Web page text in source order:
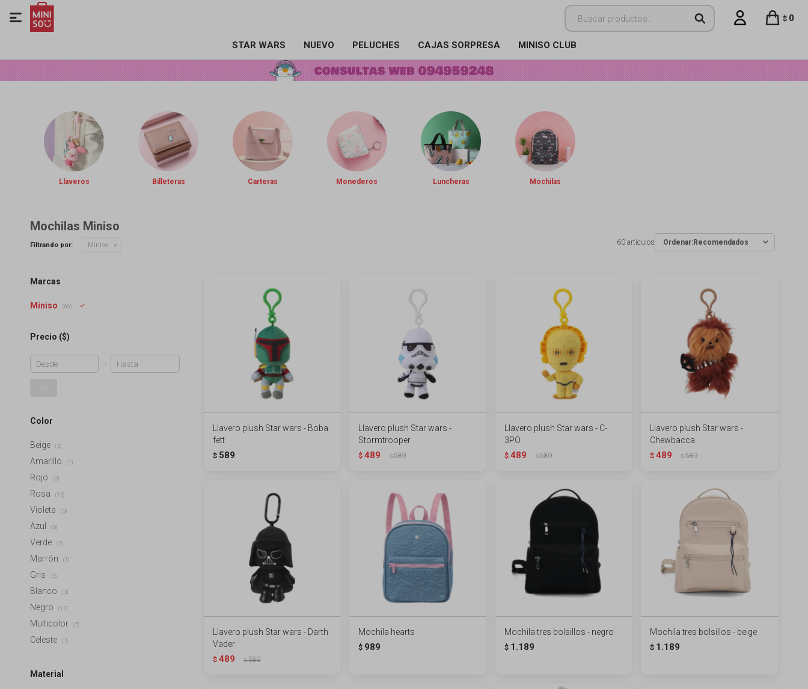
STAR WARS NUEVO PELUCHES CAJAS SORPRESA MINISO CLUB
$ 0

Llaveros Billeteras Carteras Monederos Luncheras Mochilas
Mochilas Miniso
60 artículos Recomendados
Filtrando por: Miniso
Llavero plush Star wars - Boba
fett
$ 589
Llavero plush Star wars -
Stormtrooper
$ 489 $589
Llavero plush Star wars - C-
3PO
$ 489 $589
Llavero plush Star wars -
Chewbacca
$ 489 $589
Llavero plush Star wars - Darth
Vader
$ 489 $589
Mochila hearts
$ 989
Mochila tres bolsillos - negro
$ 1.189
Mochila tres bolsillos - beige
$ 1.189
Marcas
Miniso (60)
Precio ($)
Color
Beige (3)
Amarillo (1)
Rojo (2)
Rosa (13)
Violeta (3)
Azul (5)
Verde (2)
Marrón (1)
Gris (3)
Blanco (3)
Negro (12)
Multicolor (5)
Celeste (7)
Material